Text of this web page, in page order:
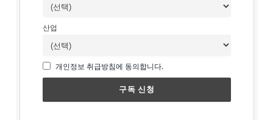
산업
개인정보 취급방침에 동의합니다.